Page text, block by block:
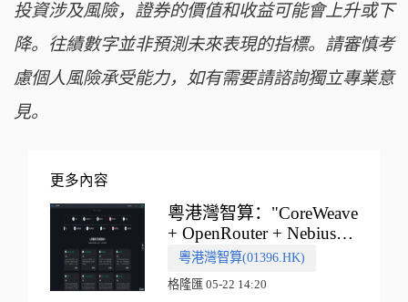
投資涉及風險，證券的價值和收益可能會上升或下
降。往績數字並非預測未來表現的指標。請審慎考
慮個人風險承受能力，如有需要請諮詢獨立專業意
見。
更多內容
粵港灣智算："CoreWeave
+ OpenRouter + Nebius"
多向融合的中國智算新範
式
粵港灣智算(01396.HK)
格隆匯 05-22 14:20